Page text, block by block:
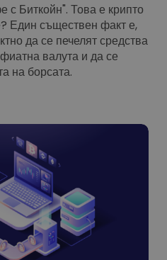
вашето бъдеще
(DCA)
оптималнo изпълнение
с Биткойн". Това е крипто
Един съществен факт е,
да се печелят средства
валута и да се
на борсата.